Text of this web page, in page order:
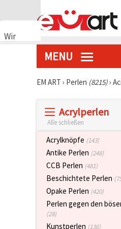
Wir
verwenden
ordnungsgemäße
Nutzungserlebnis
MENU
EM ART › Perlen (8215)›
Acrylperlen
Alle schließen
Acrylknöpfe (143)
Antike Perlen (248)
CCB Perlen (481)
Beschichtete Perlen
Opake Perlen (420)
Perlen gegen den
(28)
Kunstperlen (136)